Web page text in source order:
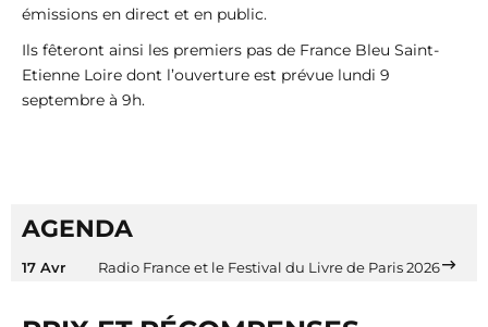
émissions en direct et en public.
Ils fêteront ainsi les premiers pas de France Bleu Saint-
Etienne Loire dont l’ouverture est prévue lundi 9
septembre à 9h.
AGENDA
17 Avr Radio France et le Festival du Livre de Paris 2026